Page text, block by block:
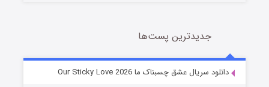
شوهر
جدیدترین پست‌ها
دانلود سریال عشق چسبناک ما Our Sticky Love 2026